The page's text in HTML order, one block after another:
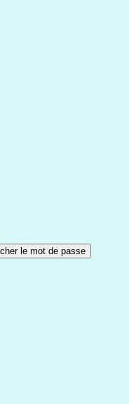
le mot de passe